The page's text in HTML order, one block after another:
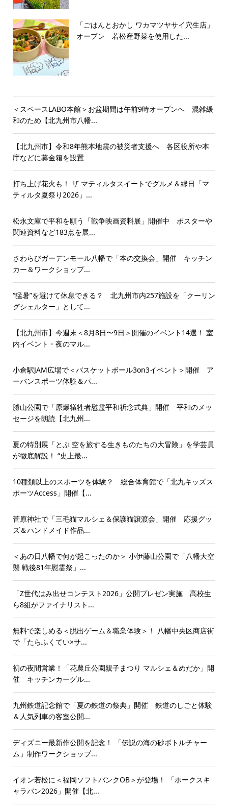
「ごはんとおかし ワカマツヤサイ穴生店」
オープン 若松産野菜を使用した...
＜スペースLABO本館＞お盆期間は午前9時オープンへ 混雑緩
和のため【北九州市八幡...
【北九州市】令和8年熊本地震の被災者支援へ 各区役所や本
庁などに募金箱を設置
打ち上げ花火も！ ザ マティルタスイートでグルメ＆縁日「マ
ティルタ夏祭り2026」...
松永文庫で平和を願う「戦争映画資料展」開催中 ポスターや
関連資料など183点を展...
さわらびガーデンモール八幡で「本の交換会」開催 キッチン
カー＆ワークショップ...
“猛暑”を避けて休息できる？ 北九州市内257施設を「クーリン
グシェルター」として...
【北九州市】今週末＜8月8日〜9日＞開催のイベント14選！ 室
内イベント・夜のマル...
小倉駅JAM広場で＜バスケットボール3on3イベント＞開催 ア
ーバンスポーツ体験＆パ...
勝山公園で「原爆犠牲者慰霊平和祈念式典」開催 平和のメッ
セージを朗読【北九州...
夏の特別展「とぶ 空を旅する生きものたちの大冒険」を学芸員
が徹底解説！ “史上最...
10種類以上のスポーツを体験？ 総合体育館で「北九キッズス
ポーツAccess」開催【...
菅原神社で「三毛猫マルシェ＆保護猫譲渡会」開催 応援グッ
ズ＆ハンドメイド作品...
＜あの日八幡で何が起こったのか＞ 小伊藤山公園で「八幡大空
襲 戦後81年慰霊祭」...
「Z世代はみ出せコンテスト2026」公開プレゼン実施 高校生
ら8組がファイナリスト...
無料で楽しめる＜脱出ゲーム＆職業体験＞！ 八幡中央区商店街
で「たらふくてい×サ...
初の夜間営業！「花農丘公園親子まつり マルシェ＆めだか」開
催 キッチンカーグル...
九州鉄道記念館で「夏の鉄道の祭典」開催 鉄道のしごと体験
＆人気列車の客室公開...
ディズニー最新作公開を記念！ 「伝説の海の砂ボトルチャー
ム」制作ワークショップ...
イオン若松に＜福岡ソフトバンクOB＞が登場！ 「ホークスキ
ャラバン2026」開催【北...